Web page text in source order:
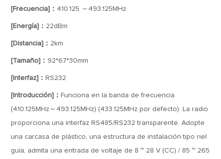
[Frecuencia]： 410.125 ～493.125MHz
[Energía]： 22dBm
[Distancia]： 2km
[Tamaño]： 92*67*30mm
[Interfaz]： RS232
[Introducción]： Funciona en la banda de frecuencia
(410.125MHz～493.125MHz) (433.125MHz por defecto). La radio
proporciona una interfaz RS485/RS232 transparente. Adopte
una carcasa de plástico, una estructura de instalación tipo riel
guía, admita una entrada de voltaje de 8 ~ 28 V (CC) / 85 ~ 265